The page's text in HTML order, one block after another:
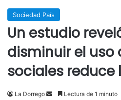
Sociedad País
Un estudio
disminuir el uso
sociales reduce
La Dorrego
SendLectura de 1 minuto